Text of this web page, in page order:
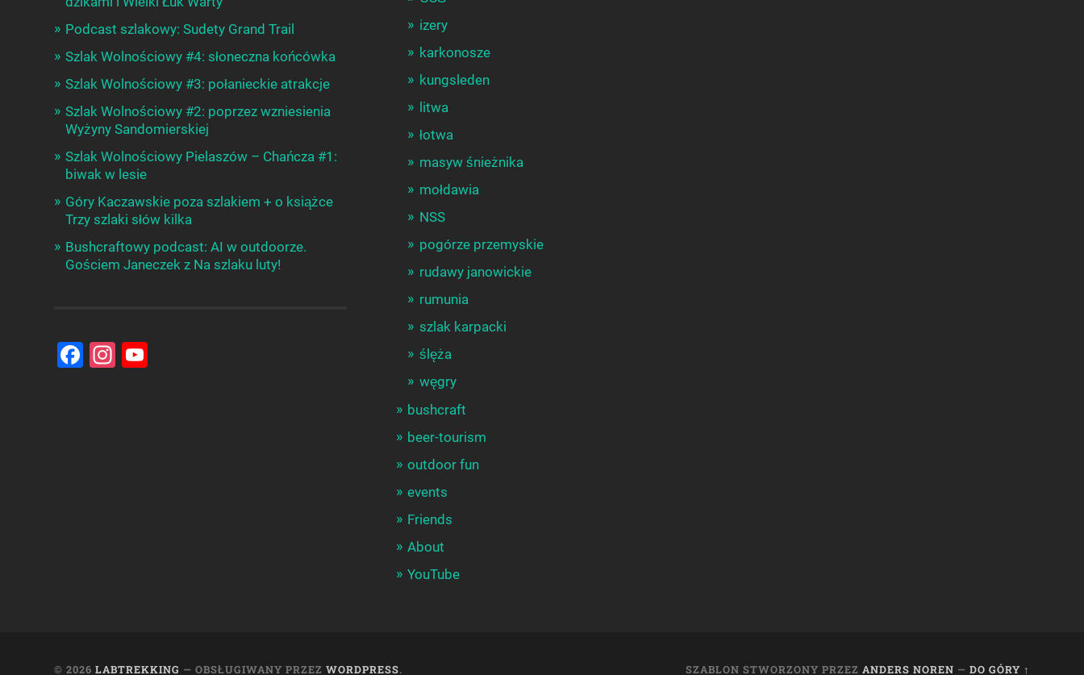
Podcast szlakowy: Sudety Grand Trail
Szlak Wolnościowy #4: słoneczna końcówka
Szlak Wolnościowy #3: połanieckie atrakcje
Szlak Wolnościowy #2: poprzez wzniesienia
Wyżyny Sandomierskiej
Szlak Wolnościowy Pielaszów – Chańcza #1:
biwak w lesie
Góry Kaczawskie poza szlakiem + o książce
Trzy szlaki słów kilka
Bushcraftowy podcast: AI w outdoorze.
Gościem Janeczek z Na szlaku luty!
Facebook
Instagram
izery
karkonosze
kungsleden
litwa
łotwa
masyw śnieżnika
mołdawia
NSS
pogórze przemyskie
rudawy janowickie
rumunia
szlak karpacki
ślęża
węgry
bushcraft
beer-tourism
outdoor fun
events
Friends
About
YouTube
© 2026LABTREKKING — OBSŁUGIWANY PRZEZWORDPRESS. SZABLON STWORZONY PRZEZ ANDERS NOREN — DO GÓRY ↑